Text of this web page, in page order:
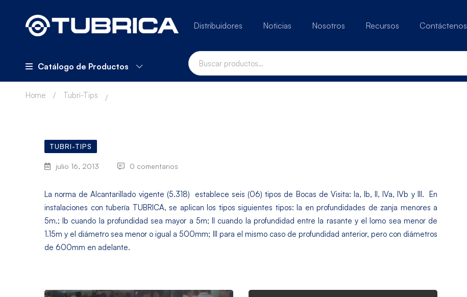
Distribuidores Noticias Nosotros Recursos Contáctenos
Catálogo de Productos
Home Tubri-Tips
TUBRI-TIPS
julio 16, 2013 0 comentarios
La norma de Alcantarillado vigente (5.318) establece seis (06) tipos de Bocas de Visita: Ia, Ib, II, IVa, IVb y III. En
instalaciones con tubería TUBRICA, se aplican los tipos siguientes tipos: Ia en profundidades de zanja menores a
5m.; Ib cuando la profundidad sea mayor a 5m; II cuando la profundidad entre la rasante y el lomo sea menor de
1.15m y el diámetro sea menor o igual a 500mm; III para el mismo caso de profundidad anterior, pero con diámetros
de 600mm en adelante.